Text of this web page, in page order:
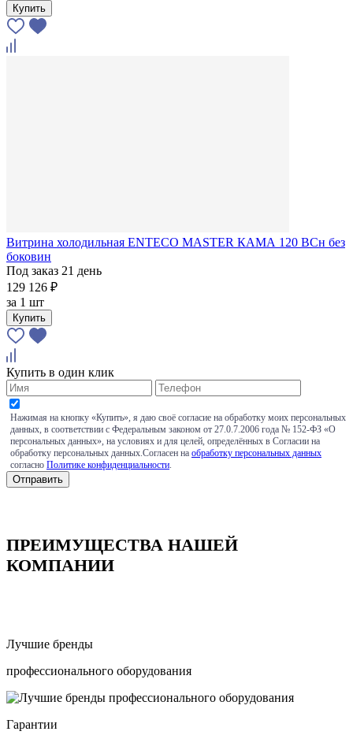
Купить
Витрина холодильная ENTECO MASTER КАМА 120 BCн без
боковин
Под заказ 21 день
129 126 ₽
за 1 шт
Купить
Купить в один клик
Нажимая на кнопку «Купить», я даю своё согласие на обработку моих персональных
данных, в соответствии с Федеральным законом от 27.0.7.2006 года № 152-ФЗ «О
персональных данных», на условиях и для целей, определённых в Согласии на
обработку персональных данных.Согласен на обработку персональных данных
согласно Политике конфиденциальности
ПРЕИМУЩЕСТВА НАШЕЙ
КОМПАНИИ
Лучшие бренды
профессионального оборудования
Гарантии